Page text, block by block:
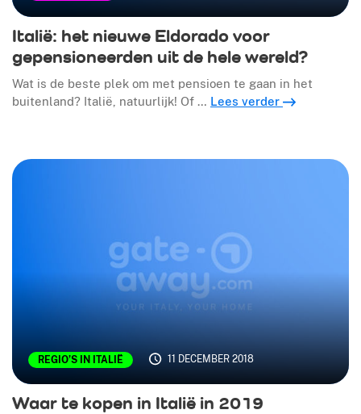
Italië: het nieuwe Eldorado voor
gepensioneerden uit de hele wereld?
Wat is de beste plek om met pensioen te gaan in het
buitenland? Italië, natuurlijk! Of … Lees verder
REGIO’S IN ITALIË 11 DECEMBER 2018
Waar te kopen in Italië in 2019